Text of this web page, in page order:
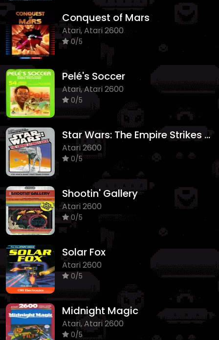
Conquest of Mars
Atari, Atari 2600
0/5
Pelé's Soccer
Atari, Atari 2600
0/5
Star Wars: The Empire Strikes Back
Atari 2600
0/5
Shootin' Gallery
Atari 2600
0/5
Solar Fox
Atari 2600
0/5
Midnight Magic
Atari, Atari 2600
0/5